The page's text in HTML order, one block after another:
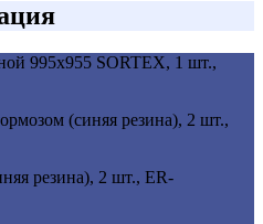
995х955 SORTEX, 1 шт.,
(синяя резина), 2 шт.,
резина), 2 шт., ER-